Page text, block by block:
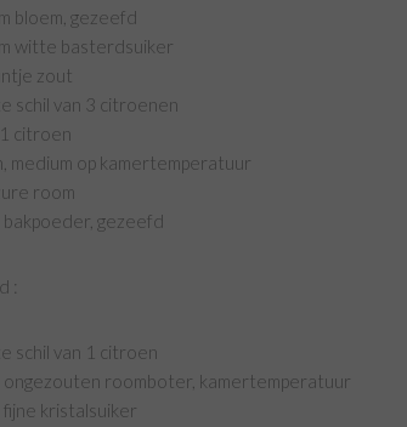
bloem, gezeefd
witte basterdsuiker
zout
schil van 3 citroenen
citroen
medium op kamertemperatuur
room
bakpoeder, gezeefd
:
schil van 1 citroen
ongezouten roomboter, kamertemperatuur
fijne kristalsuiker